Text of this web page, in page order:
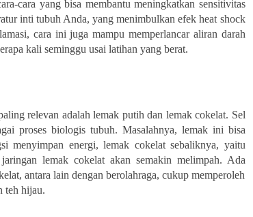
cara yang bisa membantu meningkatkan sensitivitas
inti tubuh Anda, yang menimbulkan efek heat shock
cara ini juga mampu memperlancar aliran darah
kali seminggu usai latihan yang berat.
relevan adalah lemak putih dan lemak cokelat. Sel
proses biologis tubuh. Masalahnya, lemak ini bisa
menyimpan energi, lemak cokelat sebaliknya, yaitu
lemak cokelat akan semakin melimpah. Ada
antara lain dengan berolahraga, cukup memperoleh
teh hijau.